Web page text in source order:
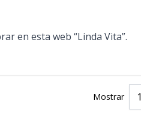
en esta web “Linda Vita”.
Mostrar